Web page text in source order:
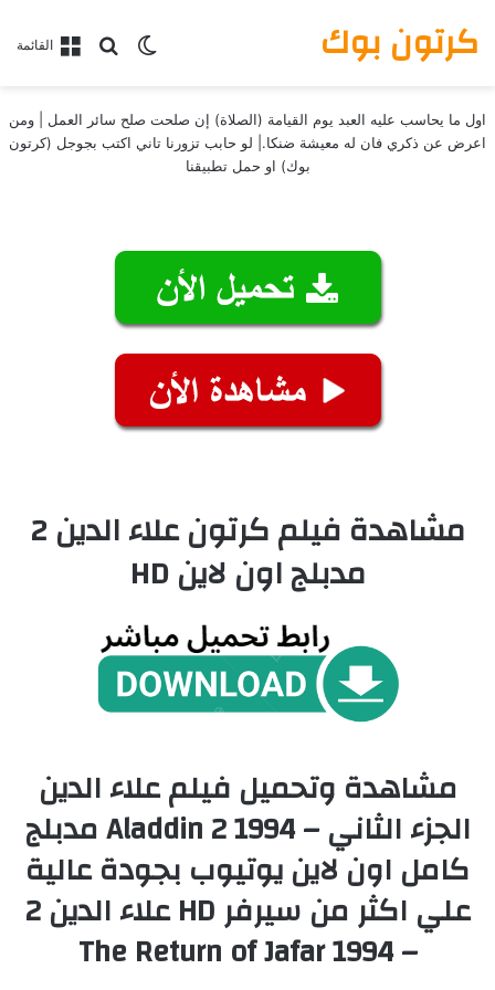
القائمةبحث عن
الوضع المظلم كرتون بوك
اول ما يحاسب عليه العبد يوم القيامة (الصلاة) إن صلحت صلح سائر العمل | ومن
اعرض عن ذكري فان له معيشة ضنكا.| لو حابب تزورنا تاني اكتب بجوجل (كرتون
بوك) او حمل تطبيقنا
مشاهدة فيلم كرتون علاء الدين 2
مدبلج اون لاين HD
مشاهدة وتحميل فيلم علاء الدين
الجزء الثاني – Aladdin 2 1994 مدبلج
كامل اون لاين يوتيوب بجودة عالية
علي اكثر من سيرفر HD علاء الدين 2
– The Return of Jafar 1994